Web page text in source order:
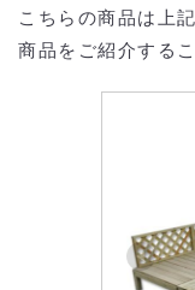
こちらの商品は上
商品をご紹介する